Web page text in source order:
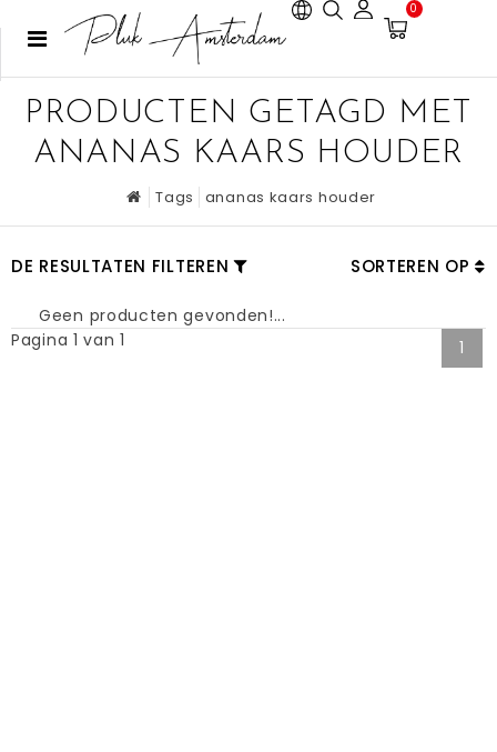
0
PRODUCTEN GETAGD MET
ANANAS KAARS HOUDER
Tags ananas kaars houder
DE RESULTATEN FILTEREN SORTEREN OP
Geen producten gevonden!...
Pagina 1 van 1
1